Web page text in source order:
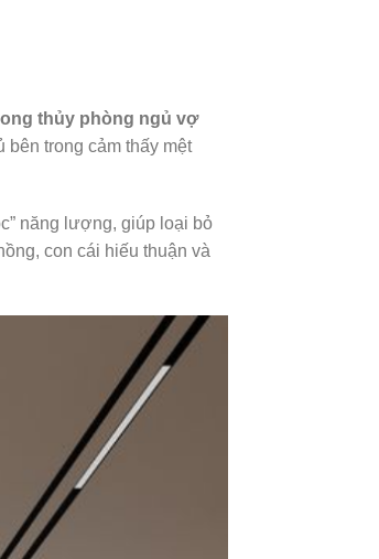
thủy phòng ngủ vợ
trong cảm thấy mệt
năng lượng, giúp loại bỏ
con cái hiếu thuận và